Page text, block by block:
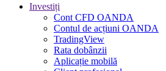
Investiți
Cont CFD OANDA
Contul de acțiuni OANDA
TradingView
Rata dobânzii
Aplicație mobilă